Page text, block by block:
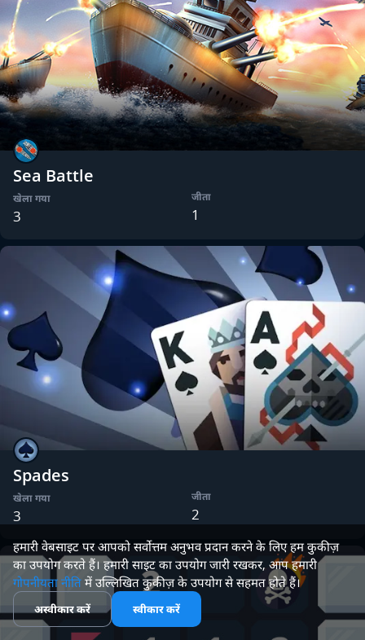
Sea Battle
खेला गया
3
जीता
1
Spades
खेला गया
3
जीता
2
हमारी वेबसाइट पर आपको सर्वोत्तम अनुभव प्रदान करने के लिए हम कुकीज़
का उपयोग करते हैं। हमारी साइट का उपयोग जारी रखकर, आप हमारी
गोपनीयता नीति में उल्लिखित कुकीज़ के उपयोग से सहमत होते हैं।
अस्वीकार करें स्वीकार करें